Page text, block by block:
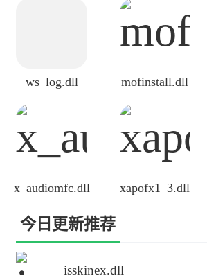
ws_log.dll mofinstall.dll
x_audiomfc.dll xapofx1_3.dll
今日更新推荐
isskinex.dll